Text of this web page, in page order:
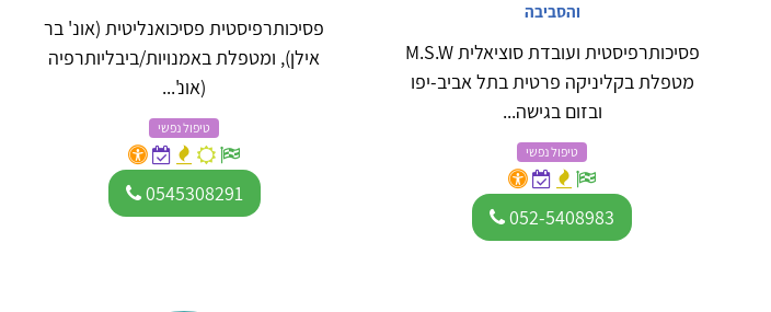
והסביבה
פסיכותרפיסטית ועובדת סוציאלית M.S.W
מטפלת בקליניקה פרטית בתל אביב-יפו
ובזום בגישה...
טיפול נפשי
052-5408983
פסיכותרפיסטית פסיכואנליטית (אונ' בר
אילן), ומטפלת באמנויות/ביבליותרפיה
(אונ'...
טיפול נפשי
0545308291